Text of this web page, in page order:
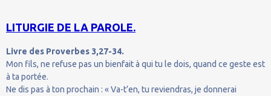
LITURGIE DE LA PAROLE.
Livre des Proverbes 3,27-34.
Mon fils, ne refuse pas un bienfait à qui tu le dois, quand ce geste est
à ta portée.
Ne dis pas à ton prochain : « Va-t’en, tu reviendras, je donnerai